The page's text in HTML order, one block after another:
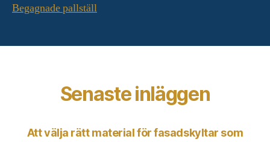
Begagnade pallställ
Senaste inläggen
Att välja rätt material för fasadskyltar som